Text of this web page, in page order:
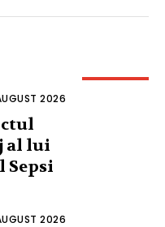
2026
al lui
Sepsi
2026